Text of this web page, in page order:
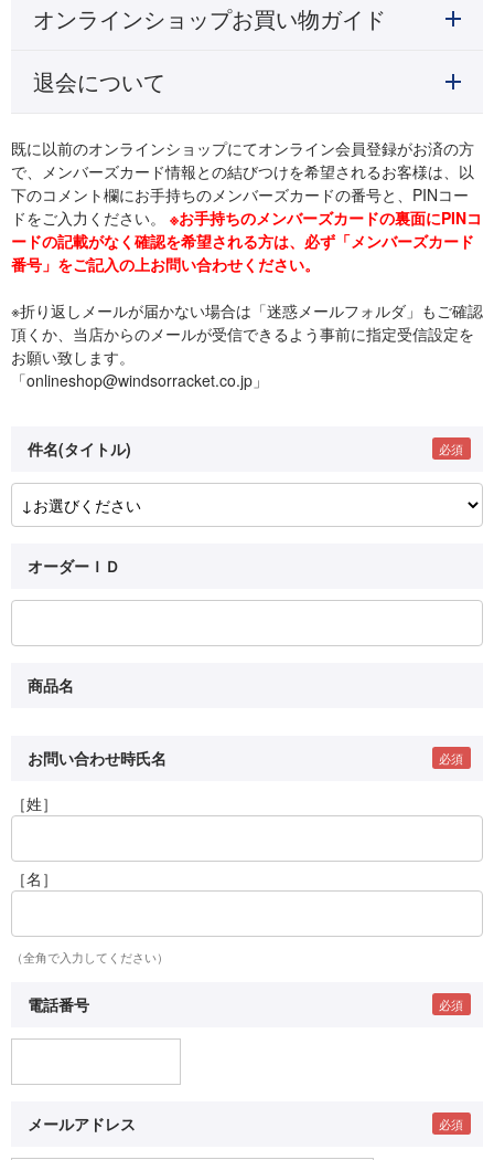
オンラインショップお買い物ガイド
退会について
既に以前のオンラインショップにてオンライン会員登録がお済の方
で、メンバーズカード情報との結びつけを希望されるお客様は、以
下のコメント欄にお手持ちのメンバーズカードの番号と、PINコー
ドをご入力ください。 ※お手持ちのメンバーズカードの裏面にPINコ
ードの記載がなく確認を希望される方は、必ず「メンバーズカード
番号」をご記入の上お問い合わせください。
※折り返しメールが届かない場合は「迷惑メールフォルダ」もご確認
頂くか、当店からのメールが受信できるよう事前に指定受信設定を
お願い致します。
「onlineshop@windsorracket.co.jp」
件名(タイトル)
オーダーＩＤ
商品名
お問い合わせ時氏名
［姓］
［名］
（全角で入力してください）
電話番号
メールアドレス